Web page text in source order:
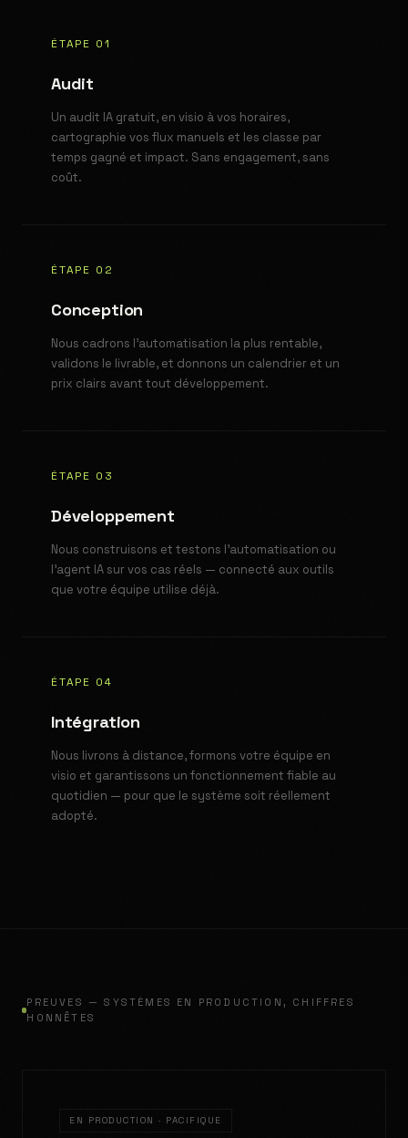
ÉTAPE 01
Audit
Un audit IA gratuit, en visio à vos horaires,
cartographie vos flux manuels et les classe par
temps gagné et impact. Sans engagement, sans
coût.
ÉTAPE 02
Conception
Nous cadrons l'automatisation la plus rentable,
validons le livrable, et donnons un calendrier et un
prix clairs avant tout développement.
ÉTAPE 03
Développement
Nous construisons et testons l'automatisation ou
l'agent IA sur vos cas réels — connecté aux outils
que votre équipe utilise déjà.
ÉTAPE 04
Intégration
Nous livrons à distance, formons votre équipe en
visio et garantissons un fonctionnement fiable au
quotidien — pour que le système soit réellement
adopté.
PREUVES — SYSTÈMES EN PRODUCTION, CHIFFRES
HONNÊTES
EN PRODUCTION · PACIFIQUE